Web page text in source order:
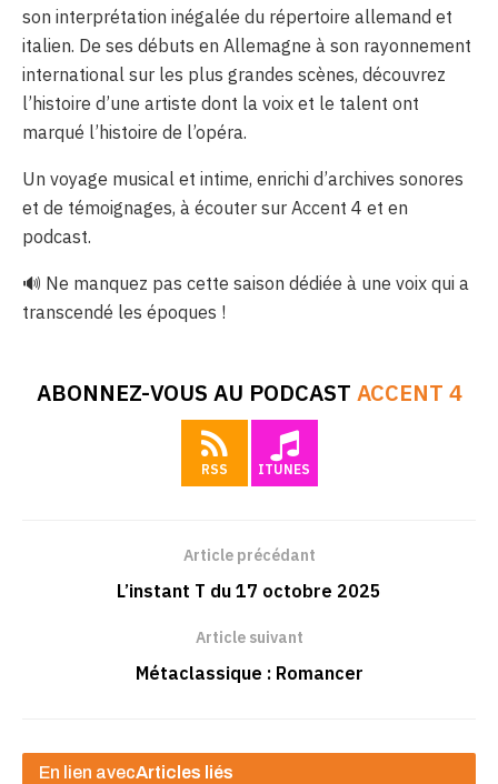
son interprétation inégalée du répertoire allemand et
italien. De ses débuts en Allemagne à son rayonnement
international sur les plus grandes scènes, découvrez
l’histoire d’une artiste dont la voix et le talent ont
marqué l’histoire de l’opéra.
Un voyage musical et intime, enrichi d’archives sonores
et de témoignages, à écouter sur Accent 4 et en
podcast.
🔊 Ne manquez pas cette saison dédiée à une voix qui a
transcendé les époques !
ABONNEZ-VOUS AU PODCAST ACCENT 4
RSS ITUNES
Article précédant
L’instant T du 17 octobre 2025
Article suivant
Métaclassique : Romancer
En lien avecArticles liés